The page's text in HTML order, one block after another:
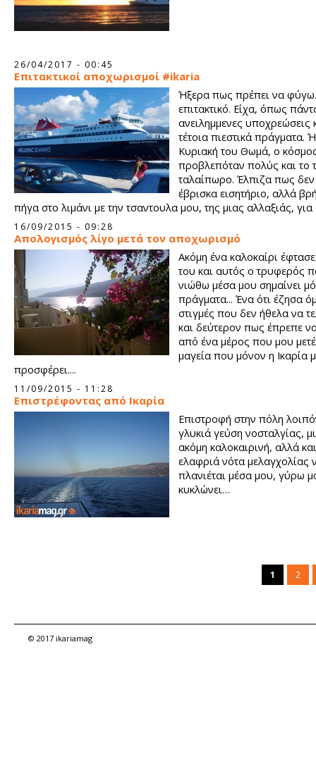
26/04/2017 - 00:45
Επιτακτικοί αποχωρισμοί #ikaria
Ήξερα πως πρέπει να
επιτακτικό. Είχα, όπως
ανειλημμενες υποχρεώσεις
τέτοια πιεστικά πράγματα.
Κυριακή του Θωμά, ο
προβλεπόταν πολύς και το
ταλαίπωρο. Έλπιζα πως
έβρισκα εισητήριο, αλλά
πήγα στο λιμάνι με την τσαντουλα μου, της μιας αλλαξιάς,
ταξίδι αστραπή.
16/09/2015 - 09:28
Απολογισμός λίγο μετά τον αποχωρισμό
Ακόμη ένα καλοκαίρι
του και αυτός ο τρυφερός
νιώθω μέσα μου σημαίνει
πράγματα... Ένα ότι έζησα
στιγμές που δεν ήθελα να
και δεύτερον πως έπρεπε
από ένα μέρος που μου
μαγεία που μόνον η Ικαρία
προσφέρει....
11/09/2015 - 11:28
Επιστρέφοντας από Ικαρία
Επιστροφή στην πόλη
γλυκιά γεύση νοσταλγίας,
ακόμη καλοκαιρινή, αλλά
ελαφριά νότα μελαγχολίας
πλανιέται μέσα μου, γύρω
κυκλώνει…
1 2
© 2017 ikariamag